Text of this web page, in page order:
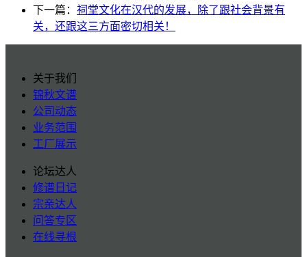
下一篇： 祠堂文化在汉代的发展，除了跟社会背景有
关，还跟这三方面密切相关！
关于我们
锦秋文谱
公司动态
业务范围
工厂展示
论坛达人
修谱日记
宗亲达人
问答专区
在线寻根